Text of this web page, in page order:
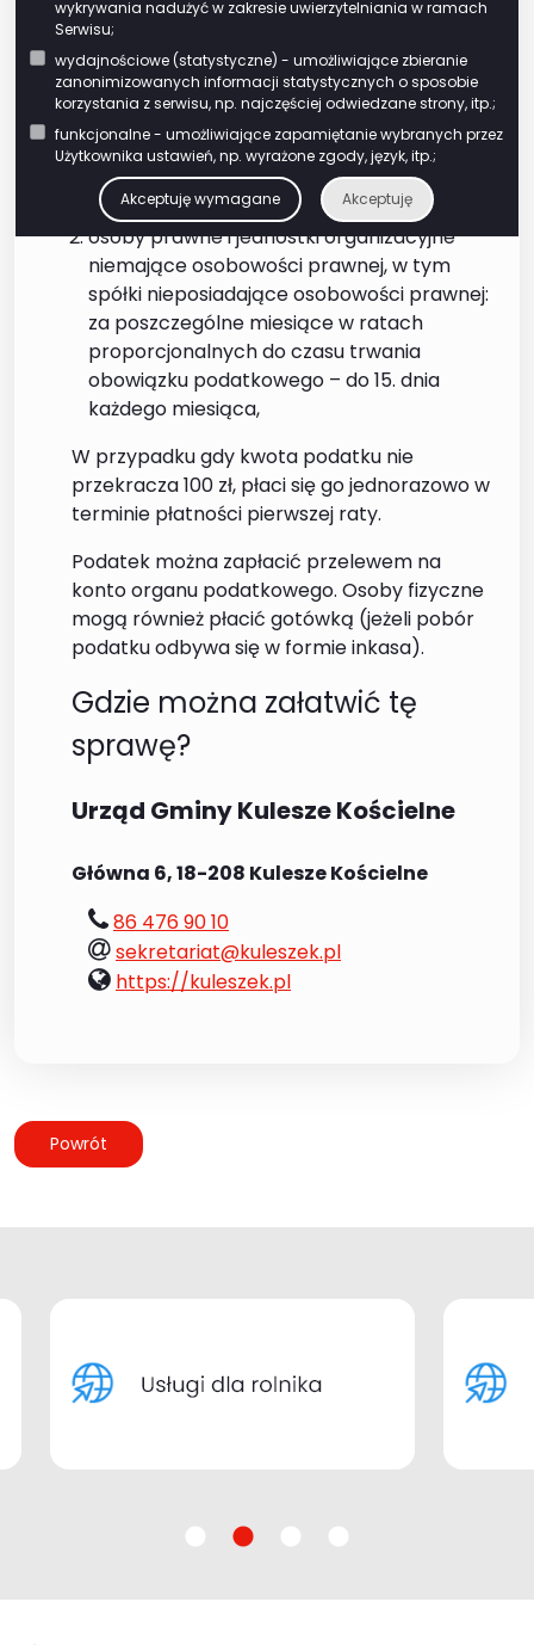
wykrywania nadużyć w zakresie uwierzytelniania w ramach
Serwisu;
wydajnościowe (statystyczne) - umożliwiające zbieranie
zanonimizowanych informacji statystycznych o sposobie
korzystania z serwisu, np. najczęściej odwiedzane strony, itp.;
funkcjonalne - umożliwiające zapamiętanie wybranych przez
Użytkownika ustawień, np. wyrażone zgody, język, itp.;
Akceptuję wymagane Akceptuję
Podatek płacą:
osoby fizyczne: w 4 ratach
proporcjonalnych do czasu trwania
obowiązku podatkowego – do 15 marca, 15
maja, 15 września i 15 listopada roku
podatkowego,
osoby prawne i jednostki organizacyjne
niemające osobowości prawnej, w tym
spółki nieposiadające osobowości prawnej:
za poszczególne miesiące w ratach
proporcjonalnych do czasu trwania
obowiązku podatkowego – do 15. dnia
każdego miesiąca,
W przypadku gdy kwota podatku nie
przekracza 100 zł, płaci się go jednorazowo w
terminie płatności pierwszej raty.
Podatek można zapłacić przelewem na
konto organu podatkowego. Osoby fizyczne
mogą również płacić gotówką (jeżeli pobór
podatku odbywa się w formie inkasa).
Gdzie można załatwić tę
sprawę?
Urząd Gminy Kulesze Kościelne
Główna 6, 18-208 Kulesze Kościelne
tel.:
86 476 90 10
e-
mail:
sekretariat@kuleszek.pl
www:
https://kuleszek.pl
Powrót